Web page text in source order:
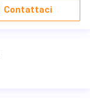
Contattaci